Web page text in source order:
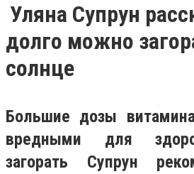
Уляна Супрун
долго можно
солнце
Большие дозы
вредными для
загорать Супрун